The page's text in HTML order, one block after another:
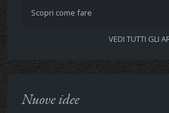
Scopri come fare
VEDI TUTTI GLI
Nuove idee